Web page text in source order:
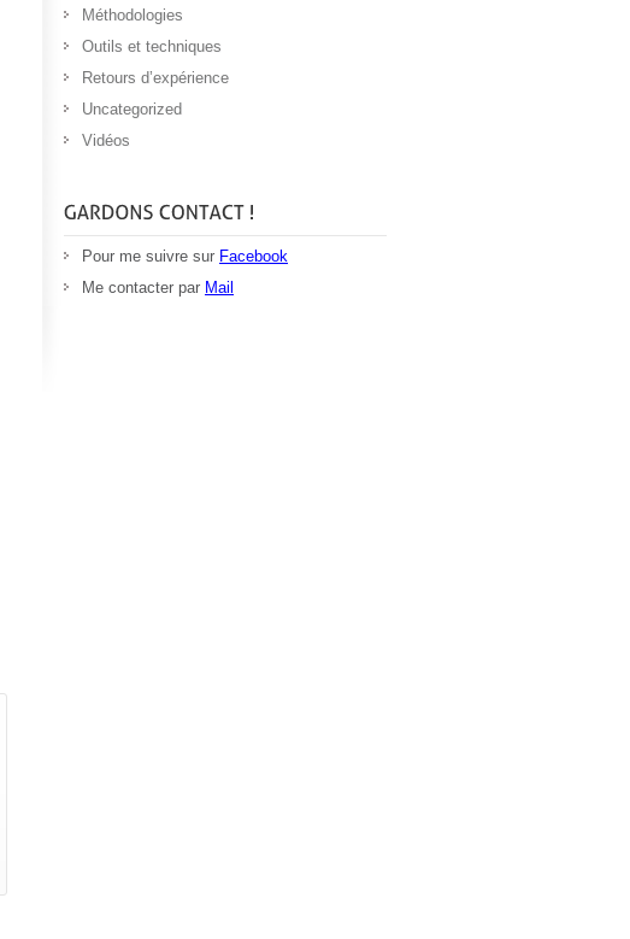
Méthodologies
Outils et techniques
Retours d’expérience
Uncategorized
Vidéos
Pour me suivre sur Facebook
Me contacter par Mail